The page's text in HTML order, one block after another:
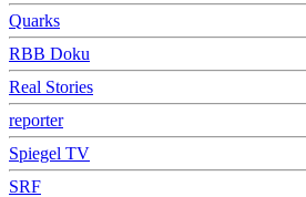
Quarks
RBB Doku
Real Stories
reporter
Spiegel TV
SRF